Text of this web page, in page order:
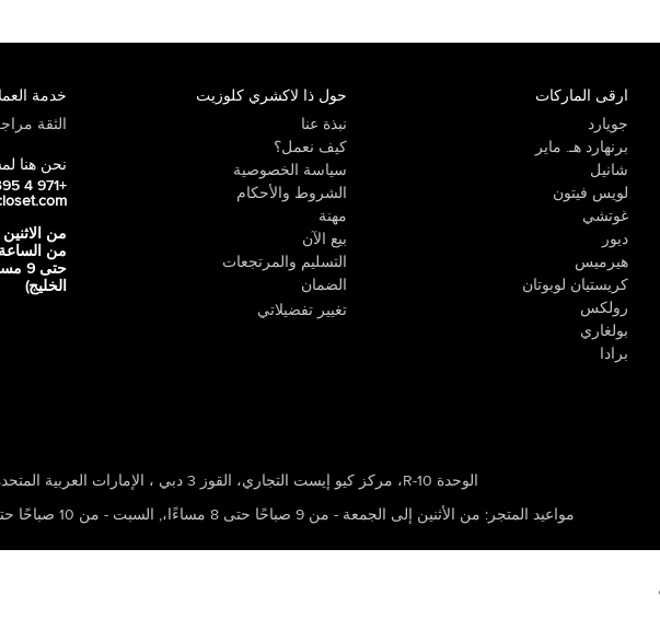
ارقى الماركات
جويارد
برنهارد هـ. ماير
شانيل
لويس فيتون
غوتشي
ديور
هيرميس
كريستيان لوبوتان
رولكس
بولغاري
برادا
حول ذا لاكشري كلوزيت
نبذة عنا
كيف نعمل؟
سياسة الخصوصية
الشروط والأحكام
مهنة
بيع الآن
التسليم والمرتجعات
الضمان
تغيير تفضيلاتي
خدمة
الثقة
نحن هنا
+971 4 395 5639
من
حتى
الخليج)
الوحدة R-10، مركز كيو إيست التجاري، القوز 3 دبي ، الإمارات العربية المتحدة 502626
مواعيد المتجر : من الأثنين إلى الجمعة - من 9 صباحًا حتى 8 مساءًا، , السبت - من 10 صباحًا حتى 8 مساءًا،